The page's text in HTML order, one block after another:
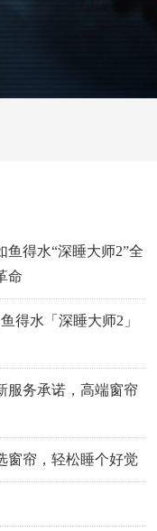
得水“深睡大师2”全
命
得水「深睡大师2」
服务承诺，高端窗帘
窗帘，轻松睡个好觉